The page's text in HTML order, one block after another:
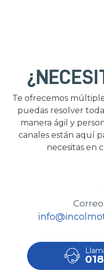
Te ofrecemos
puedas resolver
manera ágil y
canales están aquí
necesitas en